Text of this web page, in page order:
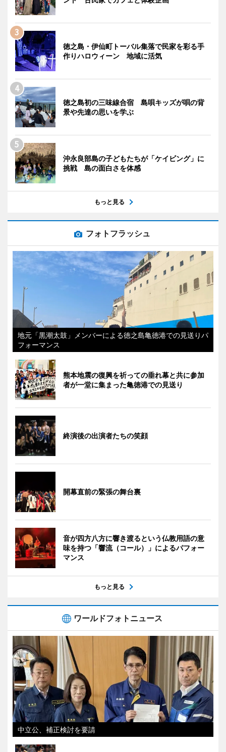
徳之島・伊仙町トーバル集落で民家を彩る手
作りハロウィーン 地域に活気
徳之島初の三味線合宿 島唄キッズが唄の背
景や先達の思いを学ぶ
沖永良部島の子どもたちが「ケイビング」に
挑戦 島の面白さを体感
もっと見る
フォトフラッシュ
地元「黒潮太鼓」メンバーによる徳之島亀徳港での見送りパ
フォーマンス
熊本地震の復興を祈っての垂れ幕と共に参加
者が一堂に集まった亀徳港での見送り
終演後の出演者たちの笑顔
開幕直前の緊張の舞台裏
音が四方八方に響き渡るという仏教用語の意
味を持つ「響流（コール）」によるパフォー
マンス
もっと見る
ワールドフォトニュース
中立公、補正検討を要請